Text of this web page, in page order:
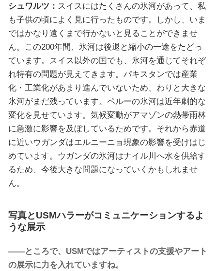
シュワルツ： スイスにはたくさんの氷河があって、私
も子供の頃によく見に行ったものです。しかし、いま
ではかなり遠くまで行かないと見ることができませ
ん。この200年間、氷河は後退と縮小の一途をたどっ
ています。スイス以外の国でも、氷河を通じてそれぞ
れ特有の問題が見えてきます。パキスタンでは産業
化・工業化があまり進んでいないため、わりと大きな
氷河がまだ残っています。ペルーの氷河は近年劇的な
変化を見せています。気候変動がアマゾンの熱帯雨林
に急激に影響を及ぼしているためです。それから赤道
に近いウガンダはエルニーニョ現象の影響を受けはじ
めています。ウガンダの氷河はナイル川へ水を供給す
るため、今後大きな問題になっていくかもしれませ
ん。
写真とUSMハラーがコミュニケーションするよ
うな展示
——ところで、USMではアーティストの支援やアート
の展示に力を入れていますね。